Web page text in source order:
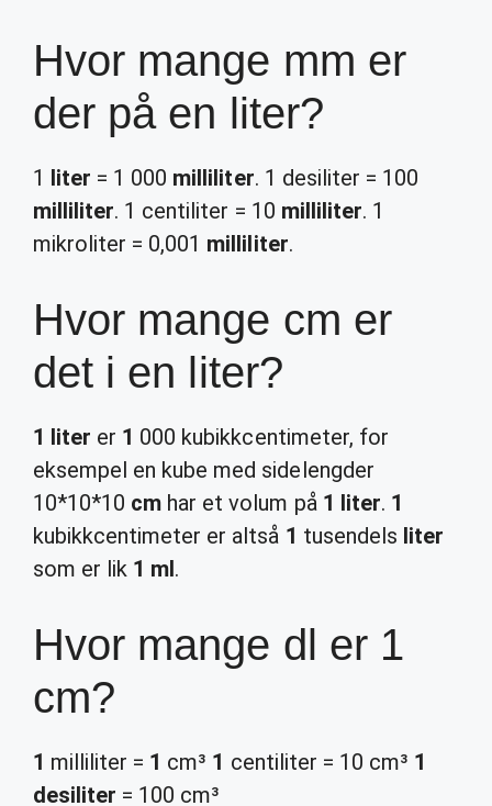
Hvor mange mm er
der på en liter?
1 liter = 1 000 milliliter. 1 desiliter = 100
milliliter. 1 centiliter = 10 milliliter. 1
mikroliter = 0,001 milliliter.
Hvor mange cm er
det i en liter?
1 liter er 1 000 kubikkcentimeter, for
eksempel en kube med sidelengder
10*10*10 cm har et volum på 1 liter. 1
kubikkcentimeter er altså 1 tusendels liter
som er lik 1 ml.
Hvor mange dl er 1
cm?
1 milliliter = 1 cm³ 1 centiliter = 10 cm³ 1
desiliter = 100 cm³